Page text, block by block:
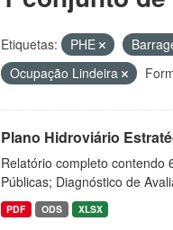
Etiquetas: PHE
Ocupação Lindeira
Plano Hidroviário
Relatório completo contendo
Públicas; Diagnóstico de
PDF ODS XLSX